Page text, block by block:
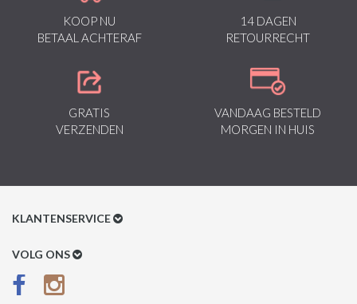
KOOP NU
BETAAL ACHTERAF
14 DAGEN
RETOURRECHT
GRATIS
VERZENDEN
VANDAAG BESTELD
MORGEN IN HUIS
KLANTENSERVICE
Klantenservice
Betaalmethoden
VOLG ONS